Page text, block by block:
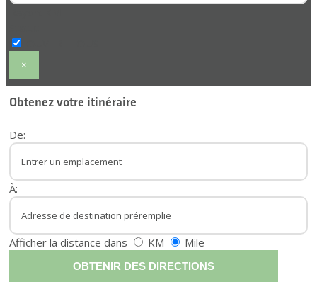
×
Obtenez votre itinéraire
De:
À:
Afficher la distance dans KM Mile
OBTENIR DES DIRECTIONS